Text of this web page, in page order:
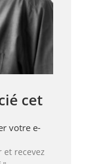
cet
votre e-
et recevez